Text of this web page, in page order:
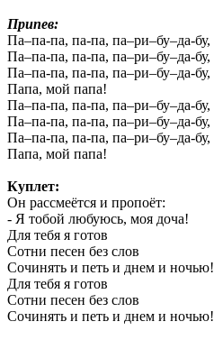
Припев:
Па–па-па, па-па, па–ри–бу–да-бу,
Па–па-па, па-па, па–ри–бу–да-бу,
Па–па-па, па-па, па–ри–бу–да-бу,
Папа, мой папа!
Па–па-па, па-па, па–ри–бу–да-бу,
Па–па-па, па-па, па–ри–бу–да-бу,
Па–па-па, па-па, па–ри–бу–да-бу,
Папа, мой папа!
Куплет:
Он рассмеётся и пропоёт:
- Я тобой любуюсь, моя доча!
Для тебя я готов
Сотни песен без слов
Сочинять и петь и днем и ночью!
Для тебя я готов
Сотни песен без слов
Сочинять и петь и днем и ночью!